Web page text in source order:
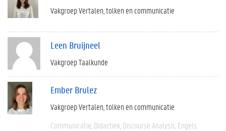
Vakgroep Vertalen, tolken en communicatie
Leen Bruijneel
Vakgroep Taalkunde
Ember Brulez
Vakgroep Vertalen, tolken en communicatie
Communicatie Didactiek Discourse Analysis Engels